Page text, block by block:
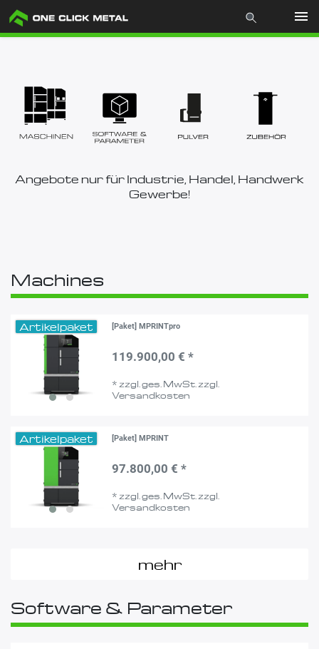
Industrien
Materialien
Mcademy
Angebote nur für Industrie, Handel, Handwerk
Gewerbe!
Machines
Artikelpaket [Paket] MPRINTpro
119.900,00 € *
* zzgl. ges. MwSt. zzgl.
Versandkosten
Artikelpaket [Paket] MPRINT
97.800,00 € *
*zzgl. ges. MwSt.zzgl.
Versandkosten
mehr
Software & Parameter